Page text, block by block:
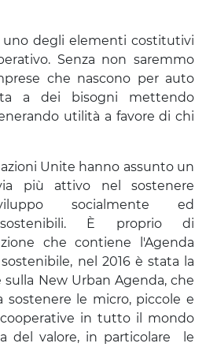
uno degli elementi costitutivi
Senza non saremmo
che nascono per auto
a dei bisogni mettendo
utilità a favore di chi
Unite hanno assunto un
più attivo nel sostenere
socialmente ed
sostenibili. È proprio di
che contiene l'Agenda
nel 2016 è stata la
New Urban Agenda, che
le micro, piccole e
in tutto il mondo
del valore, in particolare le